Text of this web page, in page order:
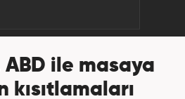
ile masaya
kısıtlamaları